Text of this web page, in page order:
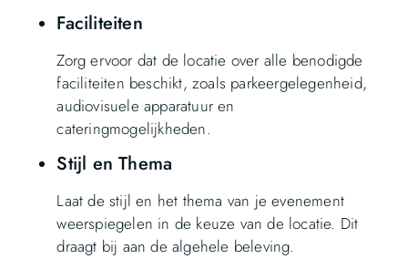
Faciliteiten
Zorg ervoor dat de locatie over alle benodigde
faciliteiten beschikt, zoals parkeergelegenheid,
audiovisuele apparatuur en
cateringmogelijkheden.
Stijl en Thema
Laat de stijl en het thema van je evenement
weerspiegelen in de keuze van de locatie. Dit
draagt bij aan de algehele beleving.